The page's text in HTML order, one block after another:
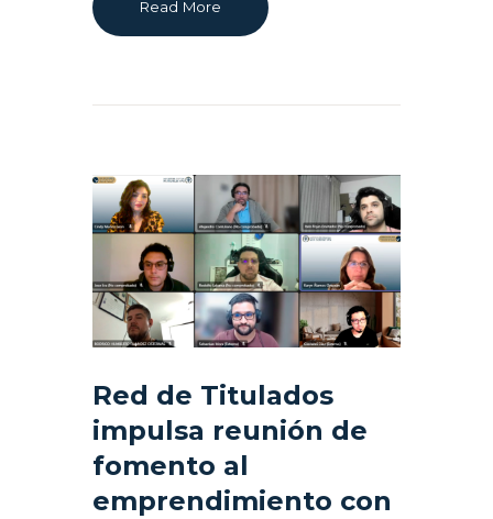
Read More
Red de Titulados
impulsa reunión de
fomento al
emprendimiento con